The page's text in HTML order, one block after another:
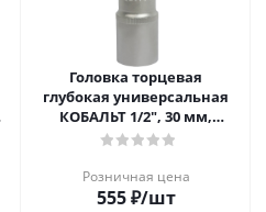
Головка торцевая
глубокая универсальная
КОБАЛЬТ 1/2", 30 мм,
SPLINE Cr-V (1 шт.) подвес
Розничная цена
555₽/шт